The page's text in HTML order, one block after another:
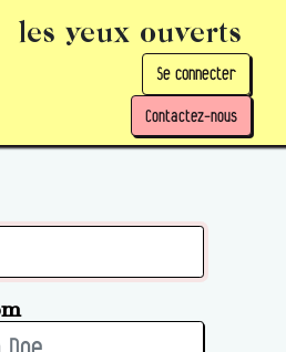
les yeux ouverts
Se connecter
Contactez-nous